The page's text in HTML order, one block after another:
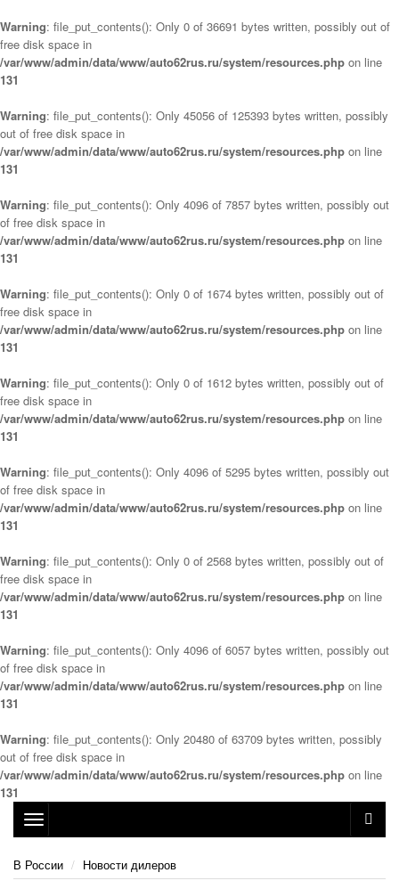
Warning: file_put_contents(): Only 0 of 36691 bytes written, possibly out of
free disk space in
/var/www/admin/data/www/auto62rus.ru/system/resources.php on line
131
Warning: file_put_contents(): Only 45056 of 125393 bytes written, possibly
out of free disk space in
/var/www/admin/data/www/auto62rus.ru/system/resources.php on line
131
Warning: file_put_contents(): Only 4096 of 7857 bytes written, possibly out
of free disk space in
/var/www/admin/data/www/auto62rus.ru/system/resources.php on line
131
Warning: file_put_contents(): Only 0 of 1674 bytes written, possibly out of
free disk space in
/var/www/admin/data/www/auto62rus.ru/system/resources.php on line
131
Warning: file_put_contents(): Only 0 of 1612 bytes written, possibly out of
free disk space in
/var/www/admin/data/www/auto62rus.ru/system/resources.php on line
131
Warning: file_put_contents(): Only 4096 of 5295 bytes written, possibly out
of free disk space in
/var/www/admin/data/www/auto62rus.ru/system/resources.php on line
131
Warning: file_put_contents(): Only 0 of 2568 bytes written, possibly out of
free disk space in
/var/www/admin/data/www/auto62rus.ru/system/resources.php on line
131
Warning: file_put_contents(): Only 4096 of 6057 bytes written, possibly out
of free disk space in
/var/www/admin/data/www/auto62rus.ru/system/resources.php on line
131
Warning: file_put_contents(): Only 20480 of 63709 bytes written, possibly
out of free disk space in
/var/www/admin/data/www/auto62rus.ru/system/resources.php on line
131
Toggle
navigation
В России
Новости дилеров